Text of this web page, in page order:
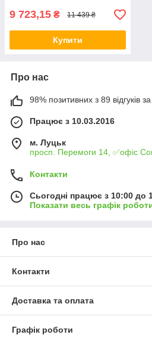
9 723,15 ₴ 11 439 ₴
Купити
Про нас
98% позитивних з 89 відгуків за
Працює з 10.03.2016
м. Луцьк
просп. Перемоги 14, ✅офіс
Контакти
Сьогодні працює з 10:00 до
Показати весь графік
Про нас
Контакти
Доставка та оплата
Графік роботи